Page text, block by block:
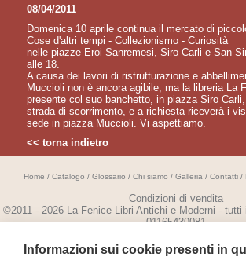
08/04/2011
Domenica 10 aprile continua il mercato di
Cose d'altri tempi - Collezionismo - Curiosità
nelle piazze Eroi Sanremesi, Siro Carli e San
alle 18.
A causa dei lavori di ristrutturazione e
Muccioli non è ancora agibile, ma la libreria La
presente col suo banchetto, in piazza Siro
strada di scorrimento, e a richiesta riceverà i
sede in piazza Muccioli. Vi aspettiamo.
<< torna indietro
Home / Catalogo / Glossario / Chi siamo / Galleria / Contatti/
Condizioni di vendita
©2011 - 2026 La Fenice Libri Antichi e Moderni -
01165430081
Informazioni sui cookie presenti in